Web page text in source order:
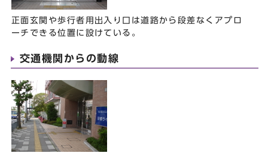
正面玄関や歩行者用出入り口は道路から段差なくアプロ
ーチできる位置に設けている。
交通機関からの動線